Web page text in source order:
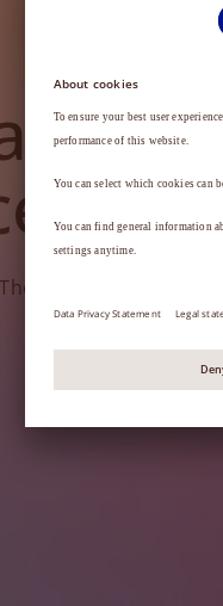
Tools.